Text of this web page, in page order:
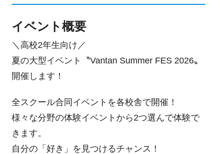
イベント概要
＼高校2年生向け／
夏の大型イベント〝Vantan Summer FES 2026〟
開催します！
全スクール合同イベントを各校舎で開催！
様々な分野の体験イベントから2つ選んで体験で
きます。
自分の「好き」を見つけるチャンス！